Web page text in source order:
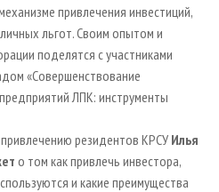
привлечения инвестиций,
льгот. Своим опытом и
поделятся с участниками
«Совершенствование
ЛПК: инструменты
резидентов КРСУ Илья
о том как привлечь инвестора,
и какие преимущества